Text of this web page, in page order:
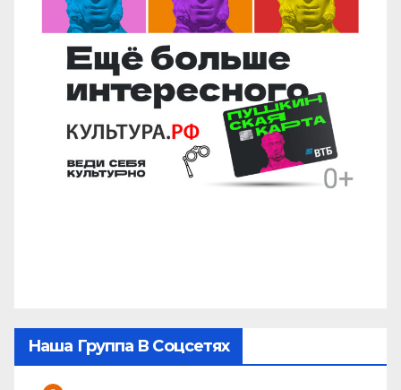
Наша Группа В Соцсетях